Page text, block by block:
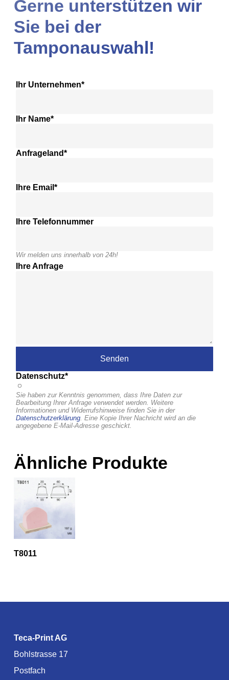
Gerne unterstützen wir
Sie bei der
Tamponauswahl!
Ihr Unternehmen*
Ihr Name*
Anfrageland*
Ihre Email*
Ihre Telefonnummer
Wir melden uns innerhalb von 24h!
Ihre Anfrage
Datenschutz*
Sie haben zur Kenntnis genommen, dass Ihre Daten zur
Bearbeitung Ihrer Anfrage verwendet werden. Weitere
Informationen und Widerrufshinweise finden Sie in der
Datenschutzerklärung . Eine Kopie Ihrer Nachricht wird an die
angegebene E-Mail-Adresse geschickt.
Ähnliche Produkte
T8011
Teca-Print AG
Bohlstrasse 17
Postfach